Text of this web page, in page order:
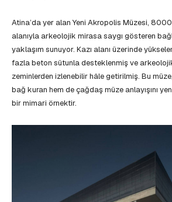
Atina’da yer alan Yeni Akropolis Müzesi,
alanıyla arkeolojik mirasa saygı gösteren
yaklaşım sunuyor. Kazı alanı üzerinde
fazla beton sütunla desteklenmiş ve
zeminlerden izlenebilir hâle getirilmiş. Bu
bağ kuran hem de çağdaş müze anlayışını
bir mimari örnektir.